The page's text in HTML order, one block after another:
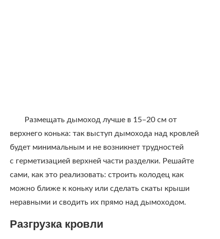
Размещать дымоход лучше в 15–20 см от
верхнего конька: так выступ дымохода над кровлей
будет минимальным и не возникнет трудностей
с герметизацией верхней части разделки. Решайте
сами, как это реализовать: строить колодец как
можно ближе к коньку или сделать скаты крыши
неравными и сводить их прямо над дымоходом.
Разгрузка кровли